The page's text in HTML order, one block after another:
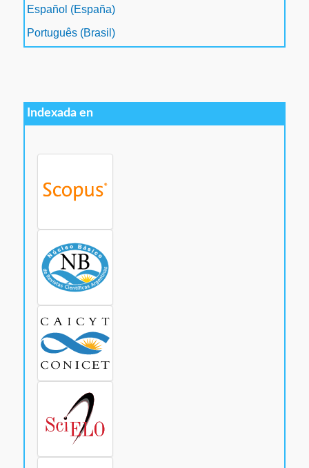
Español (España)
Português (Brasil)
Indexada en